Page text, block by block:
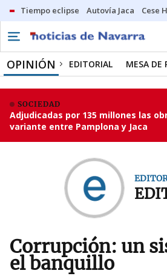
Tiempo eclipse Autovía Jaca Cese
OPINIÓN EDITORIAL MESA DE
SOCIEDAD
Adjudicadas por 135 millones las
variante entre Pamplona y Jaca
Corrupción: un
el banquillo